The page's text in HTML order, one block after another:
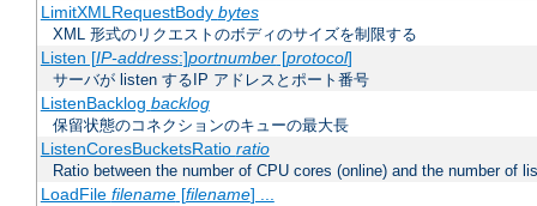
LimitXMLRequestBody bytes
XML 形式のリクエストのボディのサイズを制限する
Listen [IP-address:]portnumber[protocol]
サーバが listen するIP アドレスとポート番号
ListenBacklog backlog
保留状態のコネクションのキューの最大長
ListenCoresBucketsRatio ratio
Ratio between the number of CPU cores (online) and the number of
LoadFile filename[filename] ...